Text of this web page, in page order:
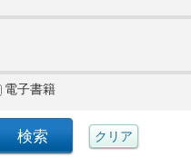
電子書籍